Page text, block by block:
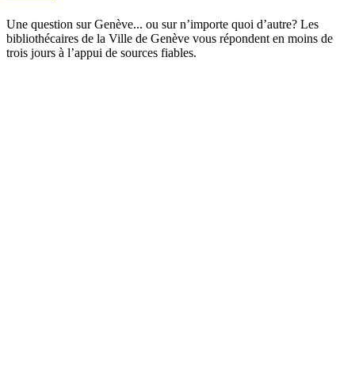
Une question sur Genève... ou sur n’importe quoi d’autre? Les
bibliothécaires de la Ville de Genève vous répondent en moins de
trois jours à l’appui de sources fiables.